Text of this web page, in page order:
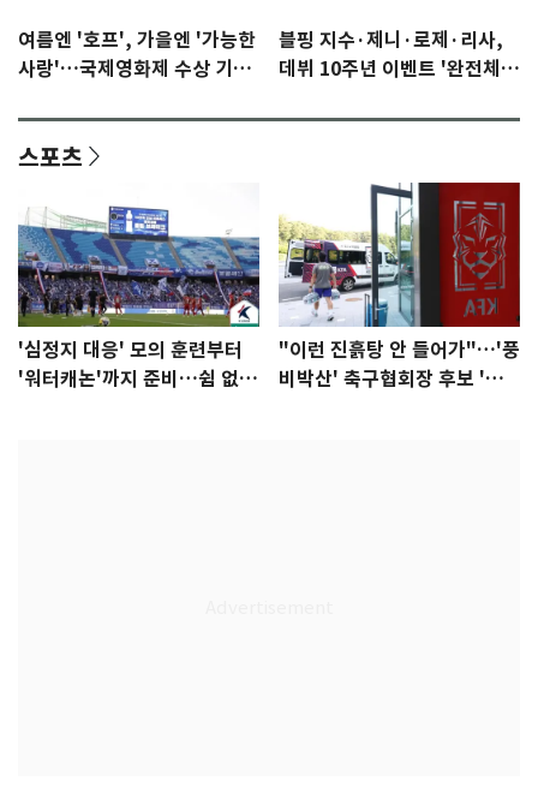
여름엔 '호프', 가을엔 '가능한
사랑'…국제영화제 수상 기대
블핑 지수·제니·로제·리사,
데뷔 10주년 이벤트 '완전체'
스포츠
'심정지 대응' 모의 훈련부터
'워터캐논'까지 준비…쉼 없는
"이런 진흙탕 안 들어가"…'풍
비박산' 축구협회장 후보 '실